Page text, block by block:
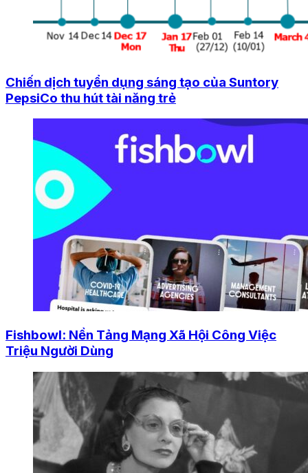
Chiến dịch tuyển dụng sáng tạo của Suntory
PepsiCo thu hút tài năng trẻ
Fishbowl: Nền Tảng Mạng Xã Hội Công Việc
Triệu Người Dùng